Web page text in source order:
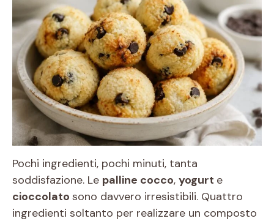
Pochi ingredienti, pochi minuti, tanta
soddisfazione. Le palline cocco, yogurt e
cioccolato sono davvero irresistibili. Quattro
ingredienti soltanto per realizzare un composto